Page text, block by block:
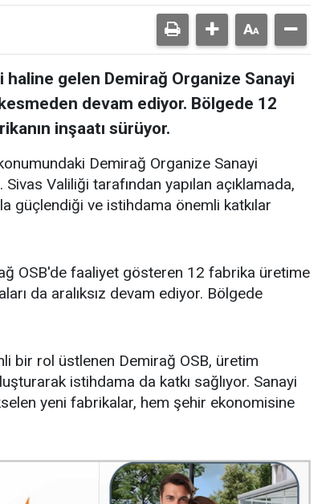
haline gelen Demirağ Organize Sanayi
devam ediyor. Bölgede 12
inşaatı sürüyor.
Demirağ Organize Sanayi
Valiliği tarafından yapılan açıklamada,
güçlendiği ve istihdama önemli katkılar
OSB'de faaliyet gösteren 12 fabrika üretime
da aralıksız devam ediyor. Bölgede
bir rol üstlenen Demirağ OSB, üretim
istihdama da katkı sağlıyor. Sanayi
yeni fabrikalar, hem şehir ekonomisine